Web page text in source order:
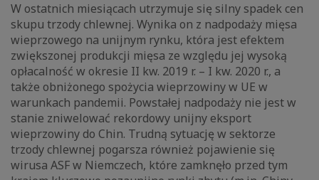
W ostatnich miesiącach utrzymuje się silny spadek cen
skupu trzody chlewnej. Wynika on z nadpodaży mięsa
wieprzowego na unijnym rynku, która jest efektem
zwiększonej produkcji mięsa ze względu jej wysoką
opłacalność w okresie II kw. 2019 r. – I kw. 2020 r., a
także obniżonego spożycia wieprzowiny w UE w
warunkach pandemii. Powstałej nadpodaży nie jest w
stanie zniwelować rekordowy unijny eksport
wieprzowiny do Chin. Trudną sytuację w sektorze
trzody chlewnej pogarsza również pojawienie się
wirusa ASF w Niemczech, które zamknęło przed tym